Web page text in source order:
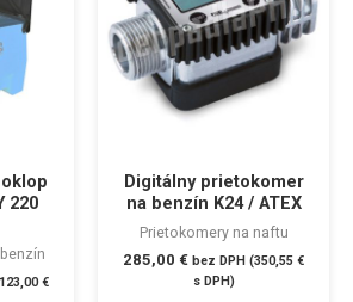
220
123,00€
Digitálny prietokomer
na benzín K24 / ATEX
Prietokomery na naftu
285,00 € bez DPH (350,55 €
s DPH)